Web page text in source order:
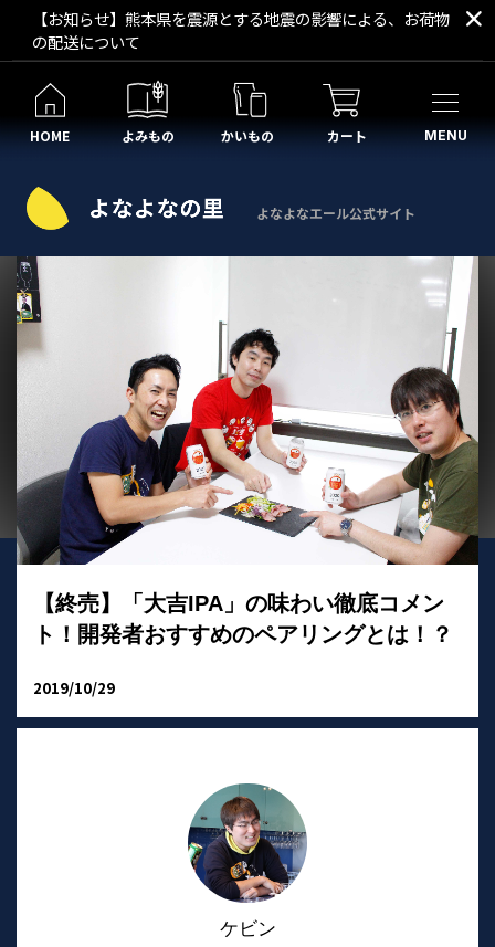
【お知らせ】熊本県を震源とする地震の影響による、お荷物
の配送について
HOME よみもの かいもの カート MENU
よなよなエール公式サイト
【終売】「大吉IPA」の味わい徹底コメン
ト！開発者おすすめのペアリングとは！？
2019/10/29
ケビン